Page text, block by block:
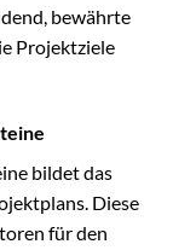
bewährte
Projektziele
bildet das
Diese
für den